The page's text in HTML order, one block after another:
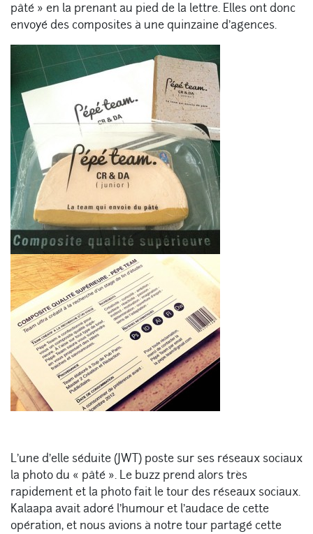
pâté » en la prenant au pied de la lettre. Elles ont donc
envoyé des composites à une quinzaine d’agences.
L’une d’elle séduite (JWT) poste sur ses réseaux sociaux
la photo du « pâté ». Le buzz prend alors très
rapidement et la photo fait le tour des réseaux sociaux.
Kalaapa avait adoré l’humour et l’audace de cette
opération, et nous avions à notre tour partagé cette